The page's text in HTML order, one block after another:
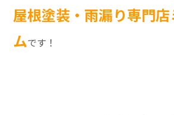
屋根塗装・雨漏り専門
ムです！